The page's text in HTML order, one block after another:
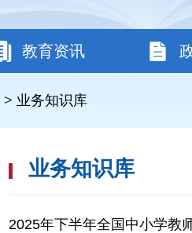
教育资讯
> 业务知识库
业务知识库
2025年下半年全国中小学教